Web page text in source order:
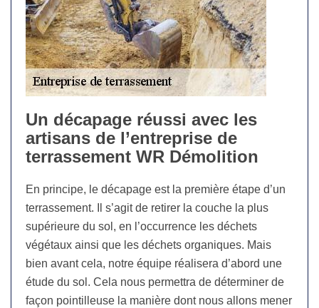
Un décapage réussi avec les
artisans de l’entreprise de
terrassement WR Démolition
En principe, le décapage est la première étape d’un
terrassement. Il s’agit de retirer la couche la plus
supérieure du sol, en l’occurrence les déchets
végétaux ainsi que les déchets organiques. Mais
bien avant cela, notre équipe réalisera d’abord une
étude du sol. Cela nous permettra de déterminer de
façon pointilleuse la manière dont nous allons mener